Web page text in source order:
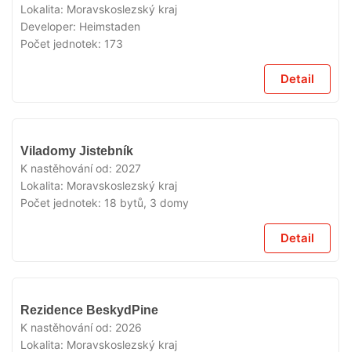
Lokalita: Moravskoslezský kraj
Developer: Heimstaden
Počet jednotek: 173
Detail
Viladomy Jistebník
K nastěhování od: 2027
Lokalita: Moravskoslezský kraj
Počet jednotek: 18 bytů, 3 domy
Detail
Rezidence BeskydPine
K nastěhování od: 2026
Lokalita: Moravskoslezský kraj